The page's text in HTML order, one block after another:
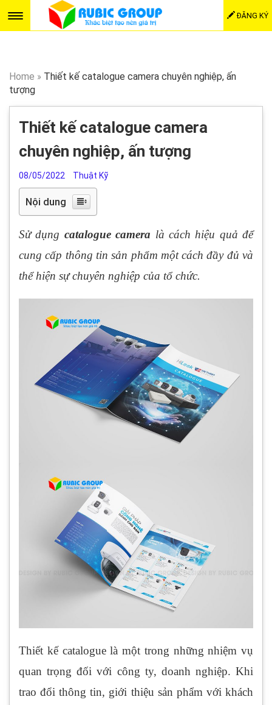
ĐĂNG KÝ
Home » Thiết kế catalogue camera chuyên nghiệp, ấn
tượng
Thiết kế catalogue camera
chuyên nghiệp, ấn tượng
08/05/2022 Thuật Kỹ
Nội dung
Sử dụng catalogue camera là cách hiệu quả để
cung cấp thông tin sản phẩm một cách đầy đủ và
thể hiện sự chuyên nghiệp của tổ chức.
Thiết kế catalogue là một trong những nhiệm vụ
quan trọng đối với công ty, doanh nghiệp. Khi
trao đổi thông tin, giới thiệu sản phẩm với khách